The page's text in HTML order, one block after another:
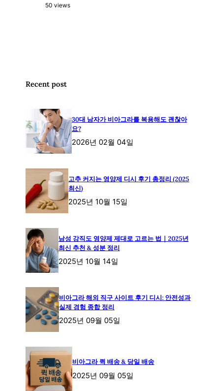
50 views
Recent post
30대 남자가 비아그라를 복용해도 괜찮아
요?
2026년 02월 04일
고추 커지는 영양제 디시 후기 총정리 (2025
최신)
2025년 10월 15일
남성 강직도 영양제 제대로 고르는 법｜2025년
최신 추천 & 성분 정리
2025년 10월 14일
비아그라 해외 직구 사이트 후기 디시: 안전성과
실제 경험 종합 정리
2025년 09월 05일
비아그라 퀵 배송 & 당일 배송
2025년 09월 05일